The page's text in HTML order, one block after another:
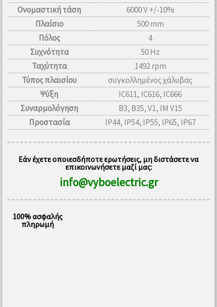
Ονομαστική τάση
6000 V +/-10%
Πλαίσιο
500 mm
Πόλος
4
Συχνότητα
50 Hz
Ταχύτητα
1492 rpm
Τύπος πλαισίου
συγκολλημένος χάλυβας
Ψύξη
IC611, IC616, IC666
Συναρμολόγηση
B3, B35, V1, IM V15
Προστασία
IP44, IP54, IP55, IP65, IP67
Εάν έχετε οποιεσδήποτε ερωτήσεις, μη διστάσετε να
επικοινωνήσετε μαζί μας:
info@vyboelectric.gr
100% ασφαλής
πληρωμή